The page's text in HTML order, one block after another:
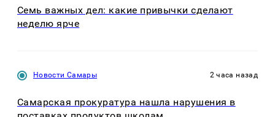
Семь важных дел: какие привычки сделают
неделю ярче
Новости Самары 2 часа назад
Самарская прокуратура нашла нарушения в